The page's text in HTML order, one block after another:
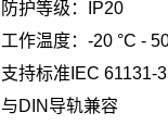
防护等级：IP20
工作温度：-20 °C -
支持标准IEC 61131-
与DIN导轨兼容